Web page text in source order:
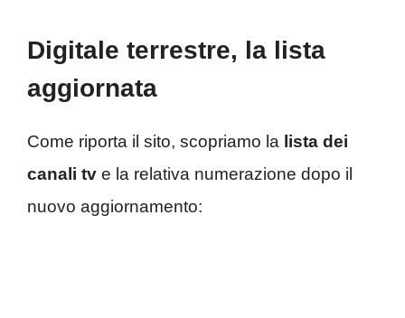
Digitale terrestre, la lista
aggiornata
Come riporta il sito, scopriamo la lista dei
canali tv e la relativa numerazione dopo il
nuovo aggiornamento: